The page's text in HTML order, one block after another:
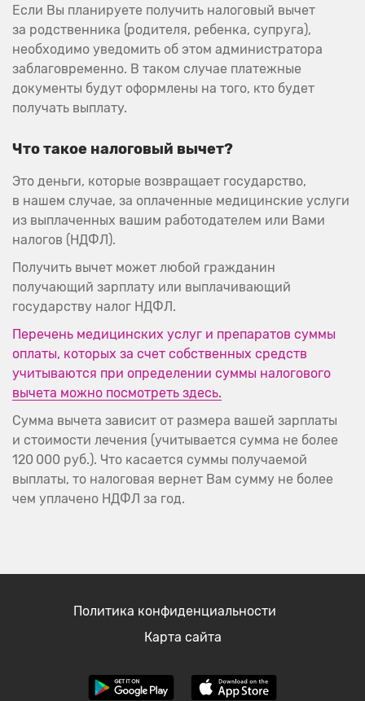
Если Вы планируете получить налоговый вычет
за родственника (родителя, ребенка, супруга),
необходимо уведомить об этом администратора
заблаговременно. В таком случае платежные
документы будут оформлены на того, кто будет
получать выплату.
Что такое налоговый вычет?
Это деньги, которые возвращает государство,
в нашем случае, за оплаченные медицинские услуги
из выплаченных вашим работодателем или Вами
налогов (НДФЛ).
Получить вычет может любой гражданин
получающий зарплату или выплачивающий
государству налог НДФЛ.
Перечень медицинских услуг и препаратов суммы
оплаты, которых за счет собственных средств
учитываются при определении суммы налогового
вычета можно посмотреть здесь.
Сумма вычета зависит от размера вашей зарплаты
и стоимости лечения (учитывается сумма не более
120 000 руб.). Что касается суммы получаемой
выплаты, то налоговая вернет Вам сумму не более
чем уплачено НДФЛ за год.
Политика конфиденциальности
Карта сайта